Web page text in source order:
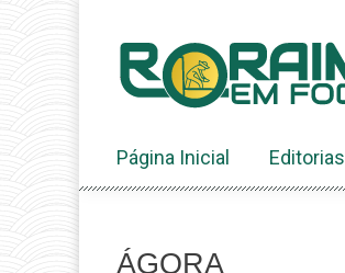
conteúdo
Página Inicial Editorias
ÁGORA